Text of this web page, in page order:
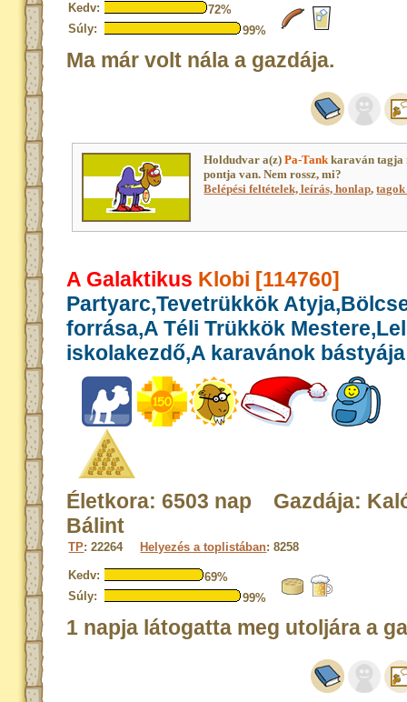
Kedv:
72%
Súly:
99%
Ma már volt nála a gazdája.
Holdudvar a(z)Pa-Tankkaraván tagja
pontja van. Nem rossz, mi?
Belépési feltételek, leírás, honlap,
A Galaktikus Klobi [114760]
Partyarc,Tevetrükkök
forrása,A Téli Trükkök
iskolakezdő,A karavánok bástyája
Életkora: 6503 nap Gazdája:
Bálint
TP: 22264 Helyezés a toplistában: 8258
Kedv:
69%
Súly:
99%
1 napja látogatta meg utoljára a